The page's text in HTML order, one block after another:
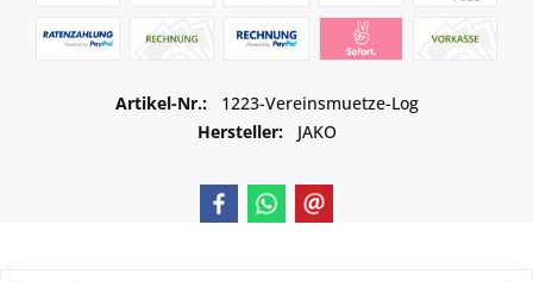
Artikel-Nr.:
1223-Vereinsmuetze-Log
Hersteller:
JAKO